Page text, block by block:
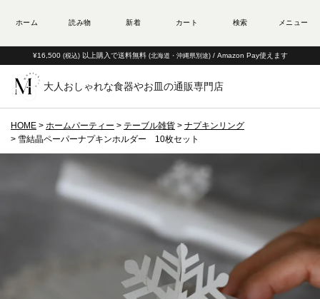
¥16,500 (税込) 以上購入で送料無料 (北海道・沖縄県別途) / Amazon Pay使えます
大人おしゃれな食器やお皿の通販専門店
HOME ホームパーティー テーブル雑貨
ナプキンリング
雪結晶ペーパーナプキンホルダー 10枚セット